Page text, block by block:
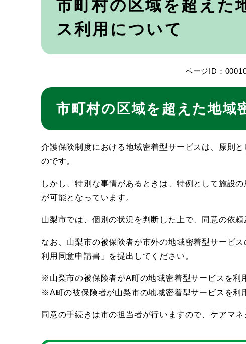
市町村の区域を超えた
ス利用について
ページID：
市町村の区域を超えた地域
介護保険制度における地域密着型サービスは、原則
のです。
しかし、特別な事情があるときは、特例として施設
が可能となっています。
山梨市では、個別の状況を判断した上で、同意の依頼
なお、山梨市の被保険者が市外の地域密着型サービ
利用同意申請書」を提出してください。
※山梨市の被保険者がA町の地域密着型サービスを利
※A町の被保険者が山梨市の地域密着型サービスを利
同意の手続きは市の担当者が行いますので、ケアマ